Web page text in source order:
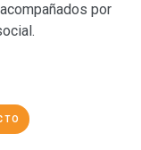
por